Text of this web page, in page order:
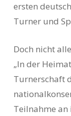
ersten
Turner und
Doch nicht
„In der
Turnerschaft
Teilnahme